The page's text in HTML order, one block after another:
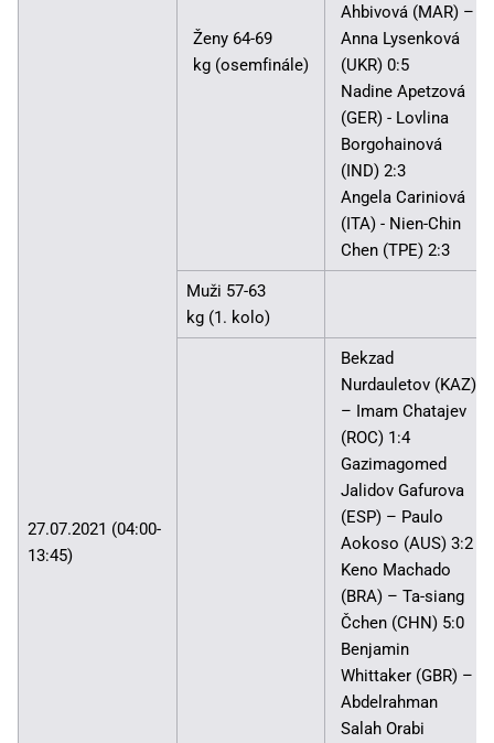
27.07.2021 (04:00-
13:45)
Ženy 64-69
kg (osemfinále)
Ahbivová (MAR) –
Anna Lysenková
(UKR) 0:5
Nadine Apetzová
(GER) - Lovlina
Borgohainová
(IND) 2:3
Angela Cariniová
(ITA) - Nien-Chin
Chen (TPE) 2:3
Muži 57-63
kg (1. kolo)
Bekzad
Nurdauletov (KAZ)
– Imam Chatajev
(ROC) 1:4
Gazimagomed
Jalidov Gafurova
(ESP) – Paulo
Aokoso (AUS) 3:2
Keno Machado
(BRA) – Ta-siang
Čchen (CHN) 5:0
Benjamin
Whittaker (GBR) –
Abdelrahman
Salah Orabi